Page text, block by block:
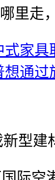
里走
式家具
想通过
型建